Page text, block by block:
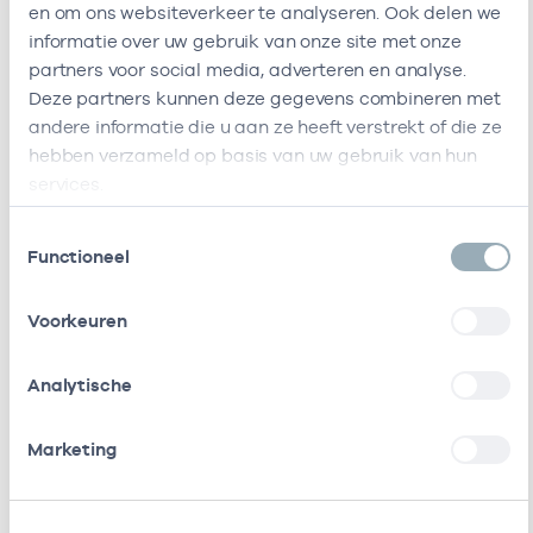
en om ons websiteverkeer te analyseren. Ook delen we
informatie over uw gebruik van onze site met onze
partners voor social media, adverteren en analyse.
Deze partners kunnen deze gegevens combineren met
andere informatie die u aan ze heeft verstrekt of die ze
hebben verzameld op basis van uw gebruik van hun
Functioneel
Voorkeuren
Analytische
Marketing
Deze onderneming heeft de volgende vestigingen
1115GL
Duivendrecht
Zorgverleners
Naam
Van Den
Nijman